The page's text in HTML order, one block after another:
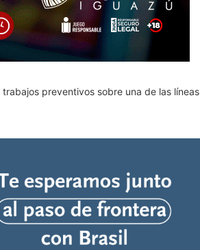
preventivos sobre una de las líneas